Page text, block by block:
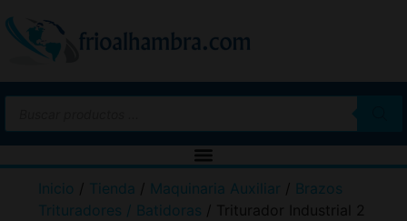
Inicio / Tienda / Maquinaria Auxiliar / Brazos
Trituradores / Batidoras / Triturador Industrial 2